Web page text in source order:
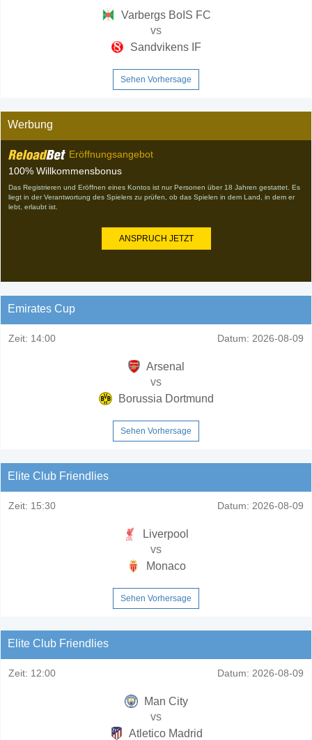
Varbergs BoIS FC
vs
Sandvikens IF
Sehen Vorhersage
Werbung
Eröffnungsangebot
100% Willkommensbonus
Das Registrieren und Eröffnen eines Kontos ist nur Personen über 18 Jahren gestattet. Es
liegt in der Verantwortung des Spielers zu prüfen, ob das Spielen in dem Land, in dem er
lebt, erlaubt ist.
ANSPRUCH JETZT
Emirates Cup
Zeit: 14:00 Datum: 2026-08-09
Arsenal
vs
Borussia Dortmund
Sehen Vorhersage
Elite Club Friendlies
Zeit: 15:30 Datum: 2026-08-09
Liverpool
vs
Monaco
Sehen Vorhersage
Elite Club Friendlies
Zeit: 12:00 Datum: 2026-08-09
Man City
vs
Atletico Madrid